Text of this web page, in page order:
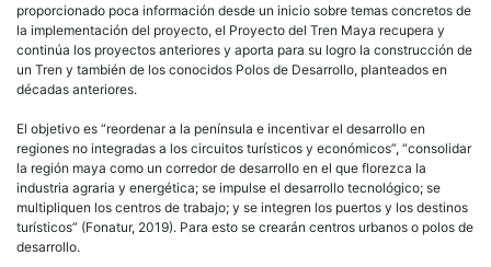
proporcionado poca información desde un inicio sobre temas concretos de
la implementación del proyecto, el Proyecto del Tren Maya recupera y
continúa los proyectos anteriores y aporta para su logro la construcción de
un Tren y también de los conocidos Polos de Desarrollo, planteados en
décadas anteriores.
El objetivo es “reordenar a la península e incentivar el desarrollo en
regiones no integradas a los circuitos turísticos y económicos”, “consolidar
la región maya como un corredor de desarrollo en el que florezca la
industria agraria y energética; se impulse el desarrollo tecnológico; se
multipliquen los centros de trabajo; y se integren los puertos y los destinos
turísticos” (Fonatur, 2019). Para esto se crearán centros urbanos o polos de
desarrollo.